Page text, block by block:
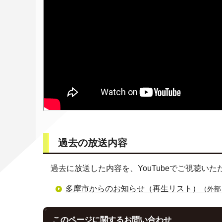
過去の放送内容
過去に放送した内容を、YouTubeでご視聴いた
多摩市からのお知らせ（再生リスト） （外
このページに関するお問い合わせ